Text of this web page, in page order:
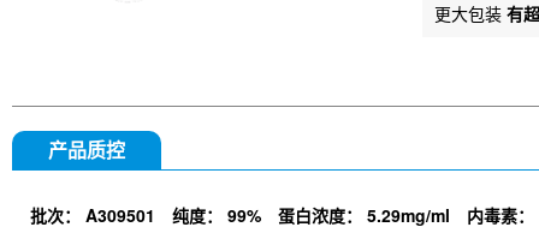
更大包装 有
产品质控
批次： A309501 纯度： 99% 蛋白浓度： 5.29mg/ml 内毒素：